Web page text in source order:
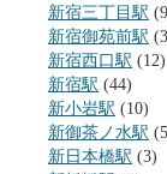
新宿三丁目駅
新宿御苑前駅
新宿西口駅 (12)
新宿駅 (44)
新小岩駅 (10)
新御茶ノ水駅
新日本橋駅 (3)